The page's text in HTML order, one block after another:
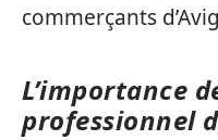
commerçants
L’importance
professionnel